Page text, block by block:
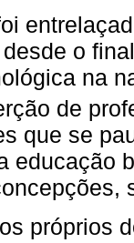
o
na
de
que se
educação
próprios